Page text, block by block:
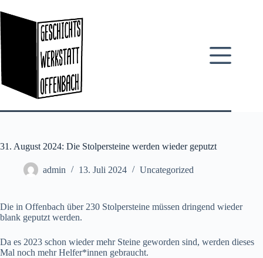
Inhalt
springen
31. August 2024: Die Stolpersteine werden wieder geputzt
admin 13. Juli 2024 Uncategorized
Die in Offenbach über 230 Stolpersteine müssen dringend wieder
blank geputzt werden.
Da es 2023 schon wieder mehr Steine geworden sind, werden dieses
Mal noch mehr Helfer*innen gebraucht.